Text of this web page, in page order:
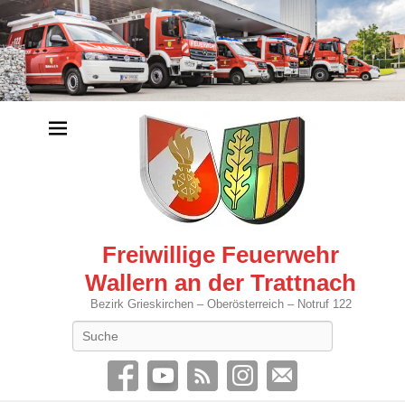
Freiwillige Feuerwehr
Wallern an der Trattnach
Bezirk Grieskirchen – Oberösterreich – Notruf 122